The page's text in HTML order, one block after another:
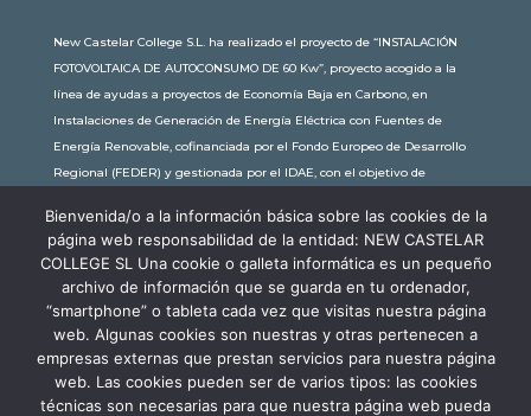
New Castelar College S.L. ha realizado el proyecto de “INSTALACIÓN
FOTOVOLTAICA DE AUTOCONSUMO DE 60 Kw”, proyecto acogido a la
línea de ayudas a proyectos de Economía Baja en Carbono, en
Instalaciones de Generación de Energía Eléctrica con Fuentes de
Energía Renovable, cofinanciada por el Fondo Europeo de Desarrollo
Regional (FEDER) y gestionada por el IDAE, con el objetivo de
subvención de 30.245,63€. Con una potencia instalada de 60kW, la
comunidad educativa de New Castelar ahorra al planeta 34,79
toneladas de CO2 al año, lo que equivale a recorrer 116.677 km en coche
o plantar 116 árboles al año.
Bienvenida/o a la información básica sobre las cookies de la
página web responsabilidad de la entidad: NEW CASTELAR
COLLEGE SL Una cookie o galleta informática es un pequeño
archivo de información que se guarda en tu ordenador,
“smartphone” o tableta cada vez que visitas nuestra página
web. Algunas cookies son nuestras y otras pertenecen a
empresas externas que prestan servicios para nuestra página
web. Las cookies pueden ser de varios tipos: las cookies
técnicas son necesarias para que nuestra página web pueda